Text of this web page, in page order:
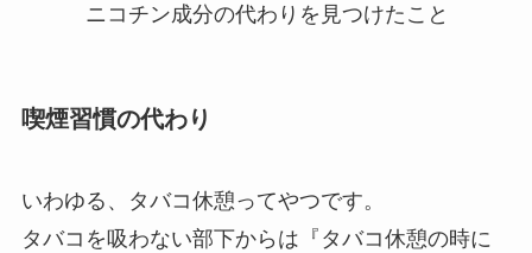
ニコチン成分の代わりを見つけたこと
喫煙習慣の代わり
いわゆる、タバコ休憩ってやつです。
タバコを吸わない部下からは『タバコ休憩の時に